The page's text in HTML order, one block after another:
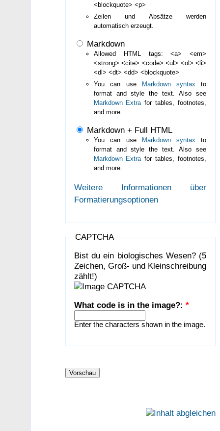
<blockquote> <p>
Zeilen und Absätze werden
automatisch erzeugt.
Markdown
Allowed HTML tags: <a> <em>
<strong> <cite> <code> <ul> <ol> <li>
<dl> <dt> <dd> <blockquote>
You can use
Markdown syntax to
format and style the text. Also see
Markdown Extra for tables, footnotes,
and more.
Markdown + Full HTML
You can use Markdown syntax to
format and style the text. Also see
Markdown Extrafor tables, footnotes,
and more.
Weitere Informationen über
Formatierungsoptionen
CAPTCHA
Bist du ein biologisches Wesen? (5
Zeichen, Groß- und Kleinschreibung
zählt!)
What code is in the image?:*
Enter the characters shown in the image.